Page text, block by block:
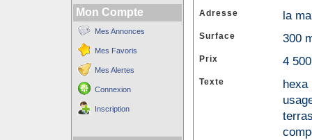
Mon Compte
Mes Annonces
Mes Favoris
Mes Alertes
Connexion
Inscription
Adresse
la
Surface 300
Prix 4
Texte